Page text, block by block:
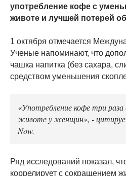
употребление кофе с
животе и лучшей потерей
1 октября отмечается
Ученые напоминают, что
чашка напитка (без сахара,
средством уменьшения
«Употребление кофе три
животе у женщин», -
Now.
Ряд исследований показал,
коррелирует с сокращением